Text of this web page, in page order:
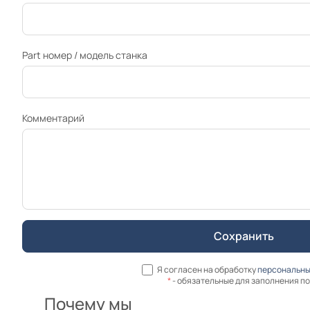
Part номер / модель станка
Комментарий
Я согласен на обработку
*- обязательные для заполнения
Почему мы